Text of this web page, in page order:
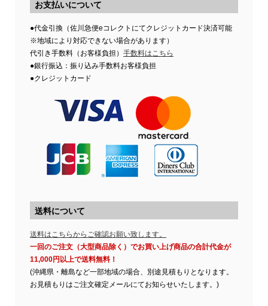
お支払いについて
●代金引換（佐川急便eコレクトにてクレジットカード決済可能
※地域により対応できない場合があります）
代引き手数料（お客様負担） 手数料はこちら
●銀行振込：振り込み手数料お客様負担
●クレジットカード
送料について
送料はこちらからご確認お願い致します。
一回のご注文（大型商品除く）でお買い上げ商品の合計代金が
11,000円以上で送料無料！
(沖縄県・離島など一部地域の場合、別途見積もりとなります。
お見積もりはご注文確定メールにてお知らせいたします。)